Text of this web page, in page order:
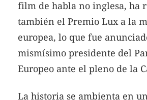
film de habla no inglesa, ha
también el Premio Lux a la
europea, lo que fue
mismísimo presidente del
Europeo ante el pleno de la
La historia se ambienta en